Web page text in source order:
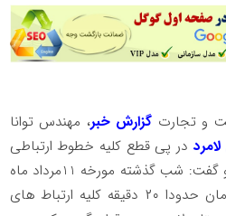
و تجارت گزارش خبر، مهندس توانا
در پی قطع کلیه خطوط ارتباطی
که دیشب روی داد پاسخ داد و گفت: شب گذشته مورخه 11مرداد ماه
در ساعت 21/34 و به مدت زمان حدودا ۲۰ دقیقه کلیه ارتباط های